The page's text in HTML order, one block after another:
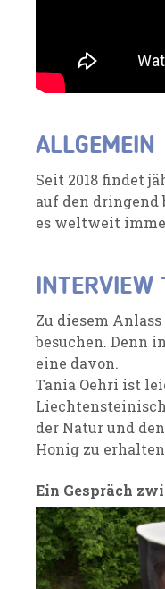
ALLGEMEIN
Seit 2018 findet
auf den dringend
es weltweit
INTERVIEW
Zu diesem
besuchen. Denn
eine davon.
Tania Oehri ist
der Natur und
Honig zu
Ein Gespräch